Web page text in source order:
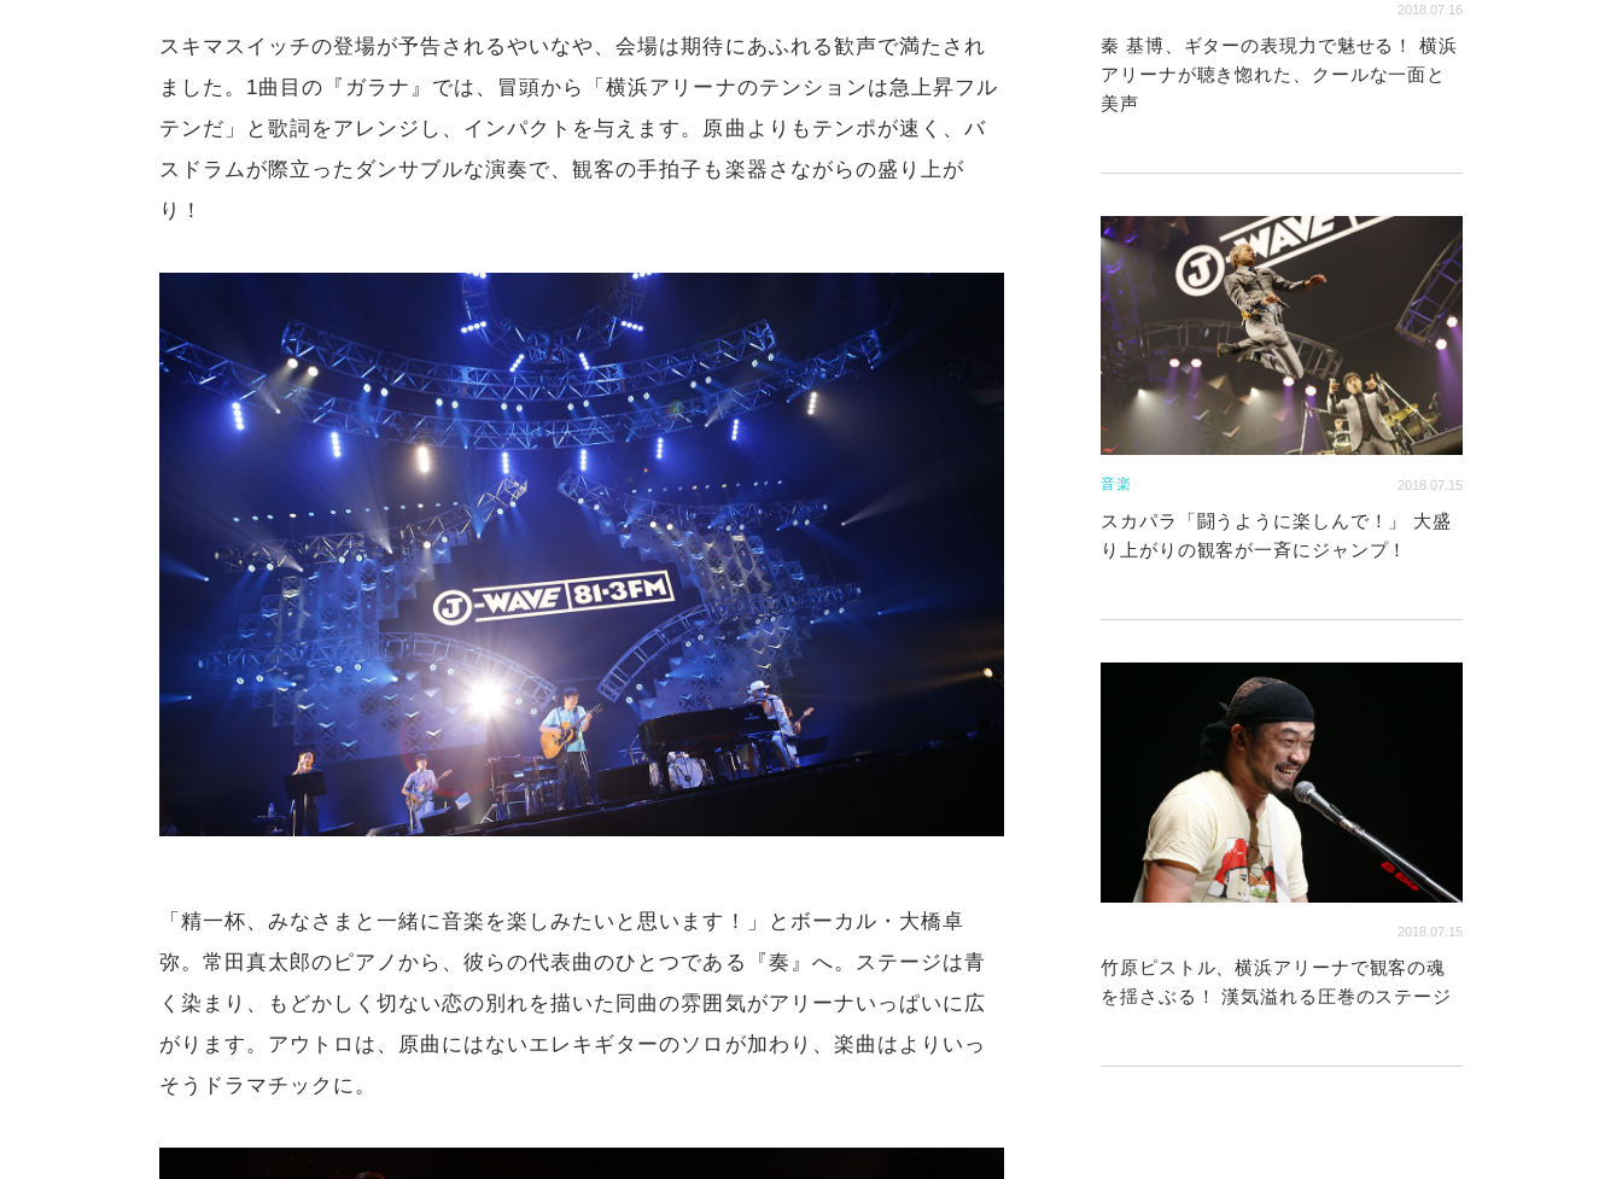
スキマスイッチの登場が予告されるやいなや、会場は期待にあふれる歓声で満たされ
ました。1曲目の『ガラナ』では、冒頭から「横浜アリーナのテンションは急上昇フル
テンだ」と歌詞をアレンジし、インパクトを与えます。原曲よりもテンポが速く、バ
スドラムが際立ったダンサブルな演奏で、観客の手拍子も楽器さながらの盛り上が
り！
「精一杯、みなさまと一緒に音楽を楽しみたいと思います！」とボーカル・大橋卓
弥。常田真太郎のピアノから、彼らの代表曲のひとつである『奏』へ。ステージは青
く染まり、もどかしく切ない恋の別れを描いた同曲の雰囲気がアリーナいっぱいに広
がります。アウトロは、原曲にはないエレキギターのソロが加わり、楽曲はよりいっ
そうドラマチックに。
2018.07.16
秦 基博、ギターの表現力で魅せる！ 横浜
アリーナが聴き惚れた、クールな一面と
美声
音楽 2018.07.15
スカパラ「闘うように楽しんで！」 大盛
り上がりの観客が一斉にジャンプ！
2018.07.15
竹原ピストル、横浜アリーナで観客の魂
を揺さぶる！ 漢気溢れる圧巻のステージ